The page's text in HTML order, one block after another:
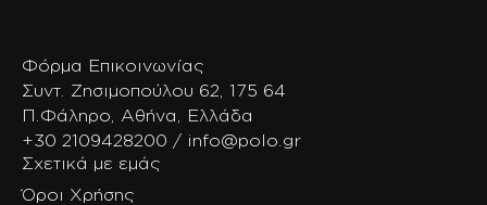
Φόρμα Επικοινωνίας
Συντ. Ζησιμοπούλου 62, 175 64
Π.Φάληρο, Αθήνα, Ελλάδα
+30 2109428200 / info@polo.gr
Σχετικά με εμάς
Όροι Χρήσης